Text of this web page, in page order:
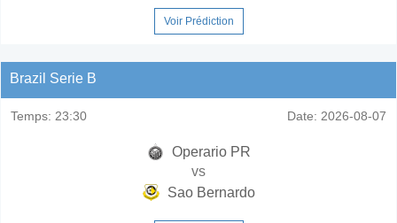
Voir Prédiction
Brazil Serie B
Temps: 23:30 Date: 2026-08-07
Operario PR
vs
Sao Bernardo